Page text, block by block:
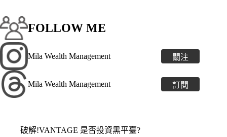
FOLLOW ME
Mila Wealth Management 關注
Mila Wealth Management 訂閱
破解!VANTAGE 是否投資黑平臺?